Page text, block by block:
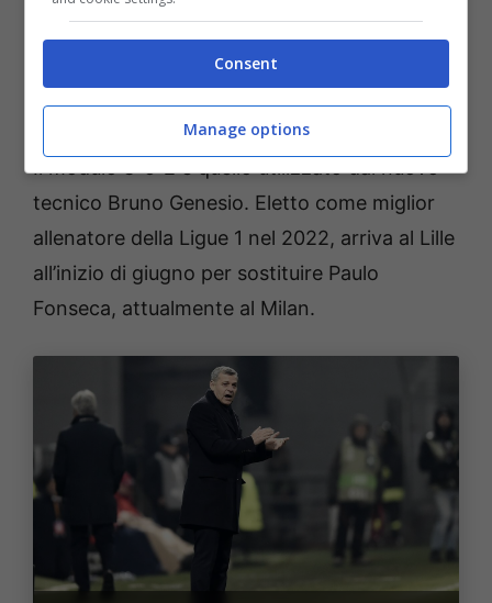
Le probabili scelte di
formazione
Il modulo 3-5-2 è quello utilizzato dal nuovo
tecnico Bruno Genesio. Eletto come miglior
allenatore della Ligue 1 nel 2022, arriva al Lille
all’inizio di giugno per sostituire Paulo
Fonseca, attualmente al Milan.
Consent
Manage options